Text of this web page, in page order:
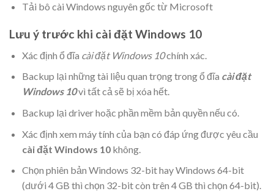
Tải bô cài Windows nguyên gốc từ Microsoft
Lưu ý trước khi cài đặt Windows 10
Xác định ổ đĩa cài đặt Windows 10chính xác.
Backup lại những tài liệu quan trọng trong ổ đĩa cài đặt
Windows 10vì tất cả sẽ bị xóa hết.
Backup lại driver hoặc phần mềm bản quyền nếu có.
Xác định xem máy tính của bạn có đáp ứng được yêu cầu
cài đặt Windows 10không.
Chọn phiên bản Windows 32-bit hay Windows 64-bit
(dưới 4 GB thì chọn 32-bit còn trên 4 GB thì chọn 64-bit).